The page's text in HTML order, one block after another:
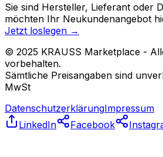
Sie sind Hersteller, Lieferant oder
möchten Ihr Neukundenangebot
Jetzt loslegen →
© 2025 KRAUSS Marketplace -
vorbehalten.
Sämtliche Preisangaben sind
MwSt
DatenschutzerklärungImpressum
LinkedIn
Facebook